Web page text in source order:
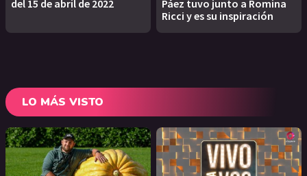
del 15 de abril de 2022
Páez tuvo junto a Romina
Ricci y es su inspiración
LO MÁS VISTO